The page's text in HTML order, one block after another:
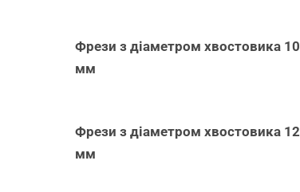
Фрези з діаметром хвостовика 10
мм
Фрези з діаметром хвостовика 12
мм